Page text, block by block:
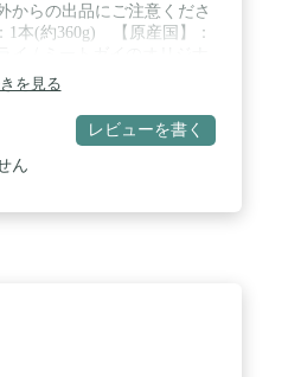
からの出品にご注意くださ
本(約360g) 【原産国】：
、辛くないマイルド味が新
ド味はツンとするスモーク
ゴや梨の果汁をブレンドし
。 / 同梱商品をお探しの場
を見る
レビューを書く
ん